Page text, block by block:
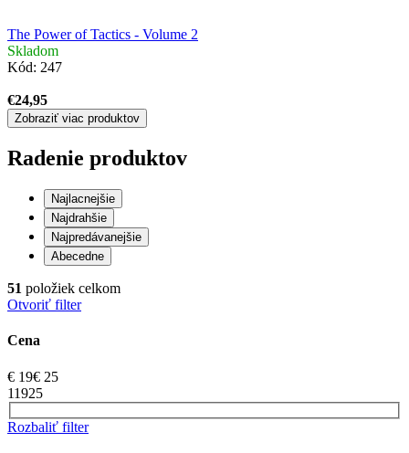
The Power of Tactics - Volume 2
Skladom
Kód: 247
€24,95
Zobraziť viac produktov
Radenie produktov
Najlacnejšie
Najdrahšie
Najpredávanejšie
Abecedne
51 položiek celkom
Otvoriť filter
Cena
€ 19€ 25
11925
Rozbaliť filter